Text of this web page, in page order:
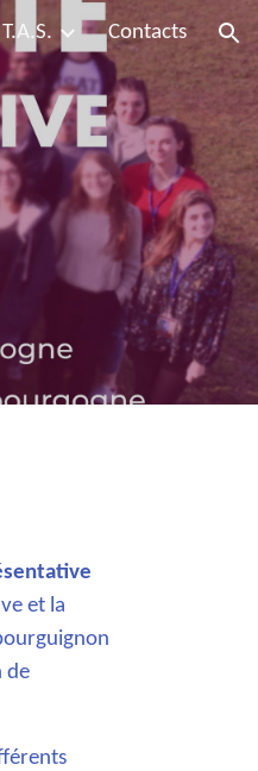
T.A.S. Contacts
et la
de